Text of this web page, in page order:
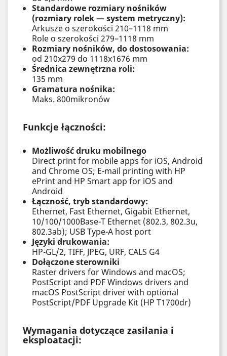
Standardowe rozmiary nośników
(rozmiary rolek — system metryczny):
Arkusze o szerokości 210–1118 mm
Role o szerokości 279–1118 mm
Rozmiary nośników, do dostosowania:
od 210x279 do 1118x1676 mm
Średnica zewnętrzna roli:
135 mm
Gramatura nośnika:
Maks. 800mikronów
Funkcje łączności:
Możliwość druku mobilnego
Direct print for mobile apps for iOS, Android
and Chrome OS; E-mail printing with HP
ePrint and HP Smart app for iOS and
Android
Łączność, tryb standardowy:
Ethernet, Fast Ethernet, Gigabit Ethernet,
10/100/1000Base-T Ethernet (802.3, 802.3u,
802.3ab); USB Type-A host port
Języki drukowania:
HP-GL/2, TIFF, JPEG, URF, CALS G4
Dołączone sterowniki
Raster drivers for Windows and macOS;
PostScript and PDF Windows drivers and
macOS PostScript driver with optional
PostScript/PDF Upgrade Kit (HP T1700dr)
Wymagania dotyczące zasilania i
eksploatacji: